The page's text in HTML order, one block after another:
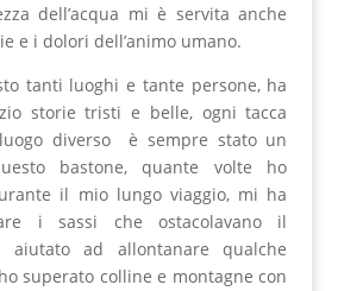
dell’acqua mi è servita anche
e i dolori dell’animo umano.
tanti luoghi e tante persone, ha
storie tristi e belle, ogni tacca
diverso è sempre stato un
bastone, quante volte ho
il mio lungo viaggio, mi ha
i sassi che ostacolavano il
aiutato ad allontanare qualche
superato colline e montagne con